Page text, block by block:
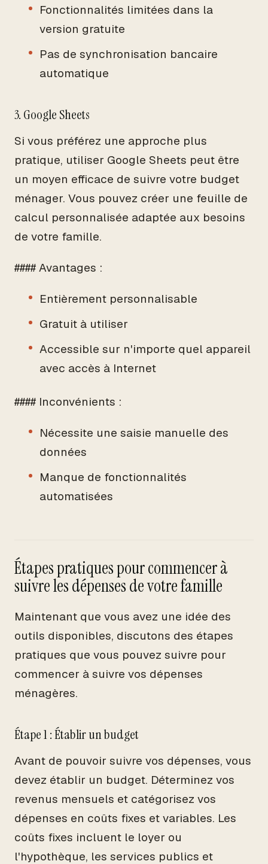
Fonctionnalités limitées dans la
version gratuite
Pas de synchronisation bancaire
automatique
3. Google Sheets
Si vous préférez une approche plus
pratique, utiliser Google Sheets peut être
un moyen efficace de suivre votre budget
ménager. Vous pouvez créer une feuille de
calcul personnalisée adaptée aux besoins
de votre famille.
#### Avantages :
Entièrement personnalisable
Gratuit à utiliser
Accessible sur n'importe quel appareil
avec accès à Internet
#### Inconvénients :
Nécessite une saisie manuelle des
données
Manque de fonctionnalités
automatisées
Étapes pratiques pour commencer à
suivre les dépenses de votre famille
Maintenant que vous avez une idée des
outils disponibles, discutons des étapes
pratiques que vous pouvez suivre pour
commencer à suivre vos dépenses
ménagères.
Étape 1 : Établir un budget
Avant de pouvoir suivre vos dépenses, vous
devez établir un budget. Déterminez vos
revenus mensuels et catégorisez vos
dépenses en coûts fixes et variables. Les
coûts fixes incluent le loyer ou
l'hypothèque, les services publics et